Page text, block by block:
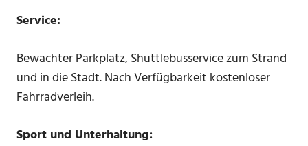
Service:
Bewachter Parkplatz, Shuttlebusservice zum Strand
und in die Stadt. Nach Verfügbarkeit kostenloser
Fahrradverleih.
Sport und Unterhaltung: